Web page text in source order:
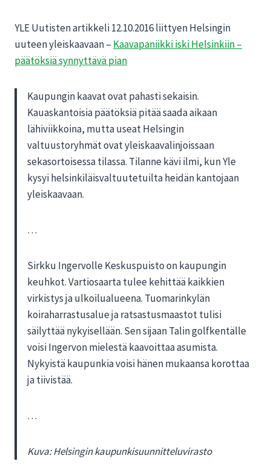
YLE Uutisten artikkeli 12.10.2016 liittyen Helsingin
uuteen yleiskaavaan – Kaavapaniikki iski Helsinkiin –
päätöksiä synnyttävä pian
Kaupungin kaavat ovat pahasti sekaisin.
Kauaskantoisia päätöksiä pitää saada aikaan
lähiviikkoina, mutta useat Helsingin
valtuustoryhmät ovat yleiskaavalinjoissaan
sekasortoisessa tilassa. Tilanne kävi ilmi, kun Yle
kysyi helsinkiläisvaltuutetuilta heidän kantojaan
yleiskaavaan.
…
Sirkku Ingervolle Keskuspuisto on kaupungin
keuhkot. Vartiosaarta tulee kehittää kaikkien
virkistys ja ulkoilualueena. Tuomarinkylän
koiraharrastusalue ja ratsastusmaastot tulisi
säilyttää nykyisellään. Sen sijaan Talin golfkentälle
voisi Ingervon mielestä kaavoittaa asumista.
Nykyistä kaupunkia voisi hänen mukaansa korottaa
ja tiivistää.
…
Kuva: Helsingin kaupunkisuunnitteluvirasto